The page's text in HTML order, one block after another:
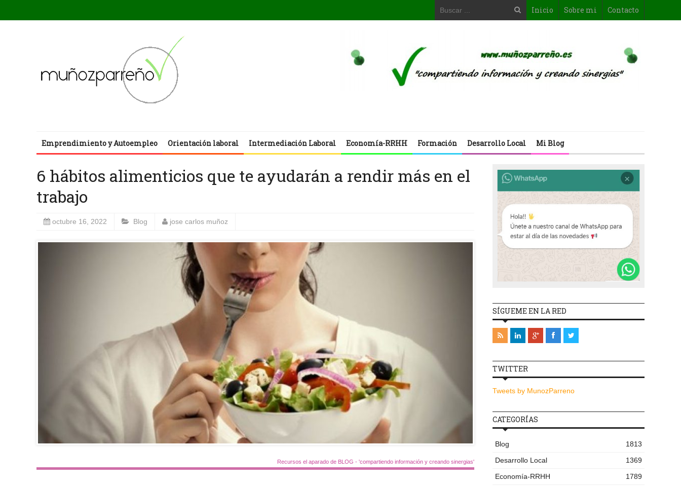
Inicio Sobre mi Contacto
Emprendimiento y Autoempleo Orientación laboral Intermediación Laboral Economía-RRHH Formación Desarrollo Local Mi Blog
6 hábitos alimenticios que te ayudarán a rendir más en el
trabajo
octubre 16, 2022 Blog jose carlos muñoz
Recursos el aparado de BLOG - 'compartiendo información y creando sinergias'
SÍGUEME EN LA RED
TWITTER
Tweets by MunozParreno
CATEGORÍAS
Blog
1813
Desarrollo Local
1369
Economía-RRHH
1789